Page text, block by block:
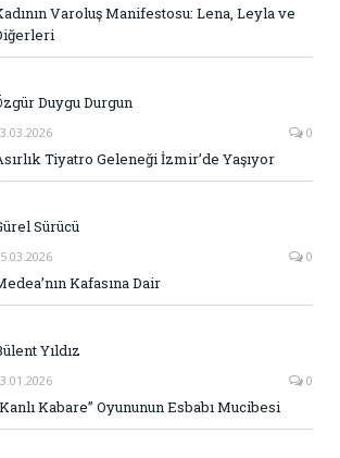
Varoluş Manifestosu: Lena, Leyla ve
Duygu Durgun
0
Tiyatro Geleneği İzmir’de Yaşıyor
Sürücü
0
Kafasına Dair
Yıldız
0
Kabare” Oyununun Esbabı Mucibesi